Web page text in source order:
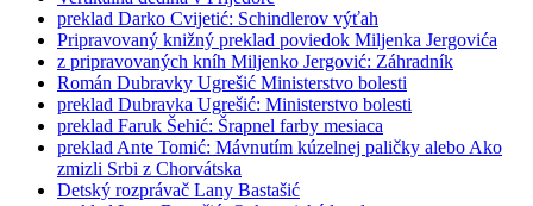
preklad Darko Cvijetić: Schindlerov výťah
Pripravovaný knižný preklad poviedok Miljenka Jergovića
z pripravovaných kníh Miljenko Jergović: Záhradník
Román Dubravky Ugrešić Ministerstvo bolesti
preklad Dubravka Ugrešić: Ministerstvo bolesti
preklad Faruk Šehić: Šrapnel farby mesiaca
preklad Ante Tomić: Mávnutím kúzelnej paličky alebo Ako
zmizli Srbi z Chorvátska
Detský rozprávač Lany Bastašić